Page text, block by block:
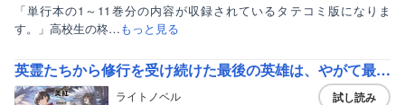
「単行本の1～11巻分の内容が収録されているタテコミ版になりま
す。」高校生の柊…もっと見る
英霊たちから修行を受け続けた最後の英雄は、やがて最強へと成り上がる
ライトノベル
試し読み